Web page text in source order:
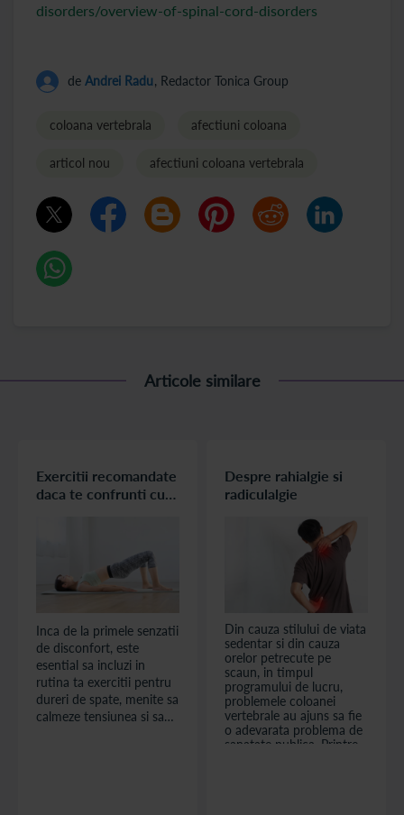
disorders/overview-of-spinal-cord-disorders
de Andrei Radu, Redactor Tonica Group
coloana vertebrala afectiuni coloana
articol nou afectiuni coloana vertebrala
Articole similare
Exercitii recomandate
daca te confrunti cu
Inca de la primele senzatii
de disconfort, este
esential sa incluzi in
rutina ta exercitii pentru
dureri de spate, menite sa
calmeze tensiunea si sa
Despre rahialgie si
radiculalgie
Din cauza stilului de viata
sedentar si din cauza
orelor petrecute pe
scaun, in timpul
programului de lucru,
problemele coloanei
vertebrale au ajuns sa fie
o adevarata problema de
sanatate publica. Printre